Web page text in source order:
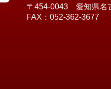
〒454-0043 愛知県名
FAX：052-362-3677